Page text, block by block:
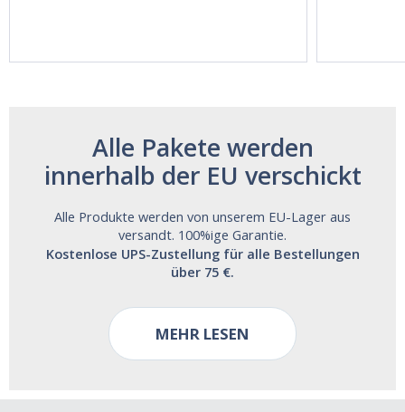
Alle Pakete werden
innerhalb der EU verschickt
Alle Produkte werden von unserem EU-Lager aus
versandt. 100%ige Garantie.
Kostenlose UPS-Zustellung für alle Bestellungen
über 75 €.
MEHR LESEN